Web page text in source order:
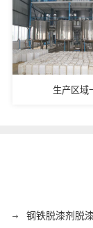
生产区域
钢铁脱漆剂脱